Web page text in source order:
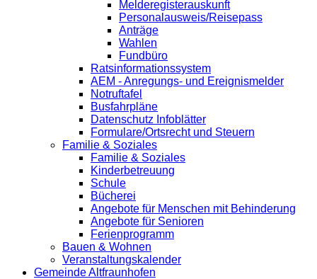
Melderegisterauskunft
Personalausweis/Reisepass
Anträge
Wahlen
Fundbüro
Ratsinformationssystem
AEM - Anregungs- und Ereignismelder
Notruftafel
Busfahrpläne
Datenschutz Infoblätter
Formulare/Ortsrecht und Steuern
Familie & Soziales
Familie & Soziales
Kinderbetreuung
Schule
Bücherei
Angebote für Menschen mit Behinderung
Angebote für Senioren
Ferienprogramm
Bauen & Wohnen
Veranstaltungskalender
Gemeinde Altfraunhofen